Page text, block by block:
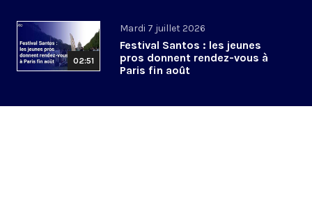
02:51
Mardi 7 juillet 2026
Festival Santos : les jeunes
pros donnent rendez-vous à
Paris fin août